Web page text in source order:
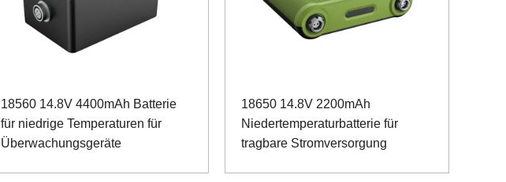
18560 14.8V 4400mAh Batterie
für niedrige Temperaturen für
Überwachungsgeräte
18650 14.8V 2200mAh
Niedertemperaturbatterie für
tragbare Stromversorgung